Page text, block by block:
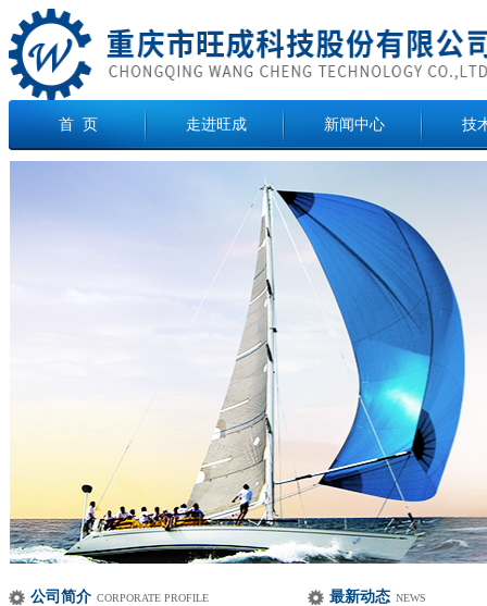
首 页 走进旺成 新闻中心 技
公司简介 CORPORATE PROFILE 最新动态 NEWS